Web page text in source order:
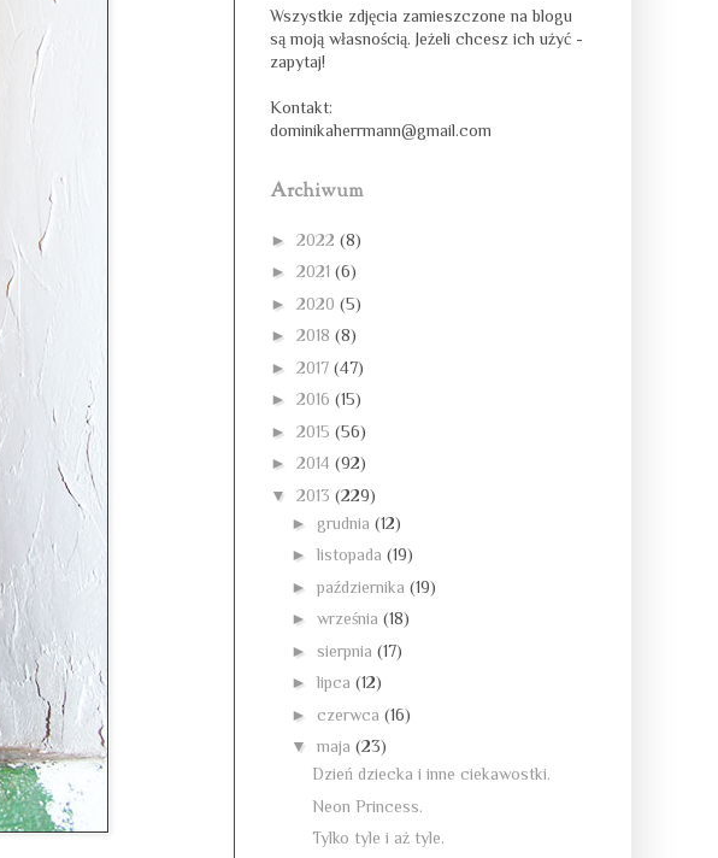
Wszystkie zdjęcia zamieszczone na blogu
są moją własnością. Jeżeli chcesz ich użyć -
zapytaj!
Kontakt:
dominikaherrmann@gmail.com
Archiwum
► 2022 (8)
► 2021 (6)
► 2020 (5)
► 2018 (8)
► 2017 (47)
► 2016 (15)
► 2015 (56)
► 2014 (92)
▼ 2013 (229)
► grudnia (12)
► listopada (19)
► października (19)
► września (18)
► sierpnia (17)
► lipca (12)
► czerwca (16)
▼ maja (23)
Dzień dziecka i inne ciekawostki.
Neon Princess.
Tylko tyle i aż tyle.